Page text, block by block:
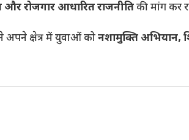
और रोजगार आधारित राजनीतिकी मांग कर
अपने क्षेत्र में युवाओं कोनशामुक्ति अभियान,